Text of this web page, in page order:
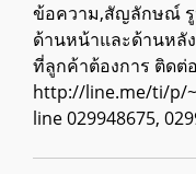
ข้อความ,สัญลักษณ์ รู
ด้านหน้าและด้านหลั
ที่ลูกค้าต้องการ ติดต่
http://line.me/ti/p/
line 029948675,